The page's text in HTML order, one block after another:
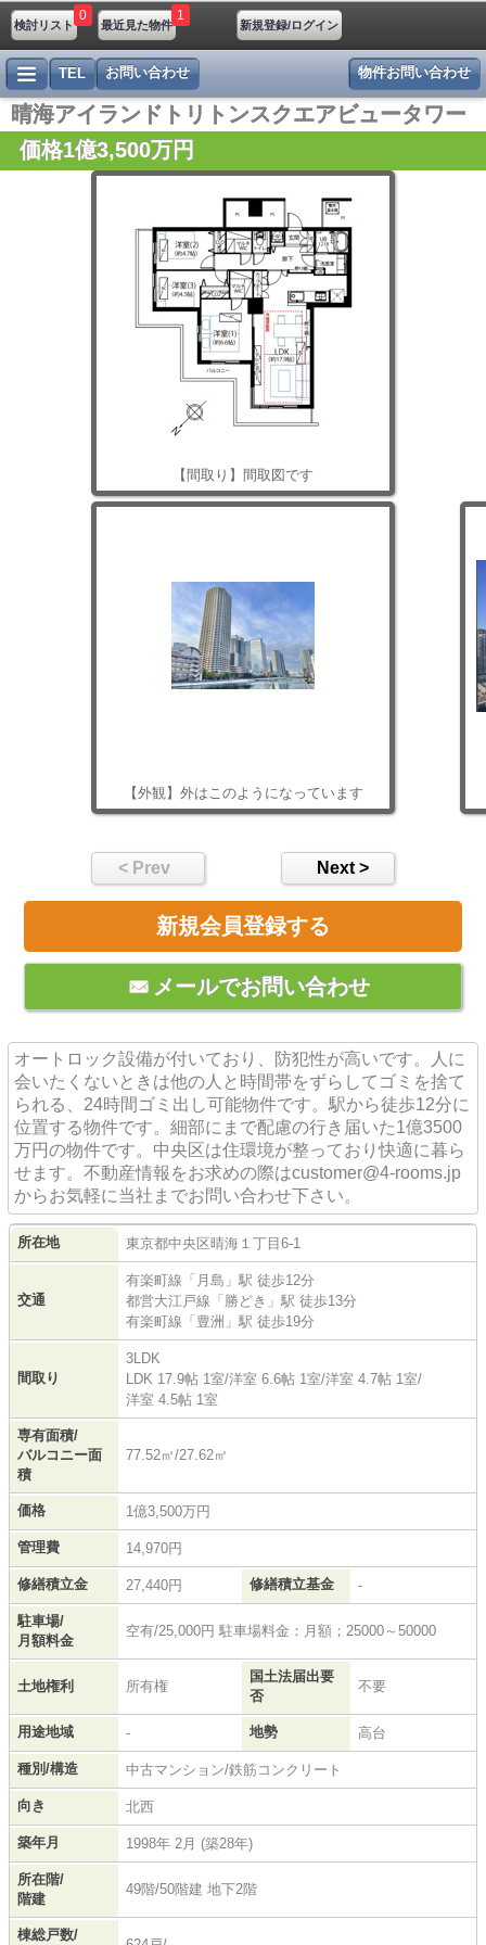
検討リスト
0
最近見た物件
1
新規登録/ログイン
物件お問い合わせ
TEL お問い合わせ
晴海アイランドトリトンスクエアビュータワー
価格1億3,500万円
【間取り】間取図です
【外観】外はこのようになっています
< Prev Next >
新規会員登録する
メールでお問い合わせ
オートロック設備が付いており、防犯性が高いです。人に
会いたくないときは他の人と時間帯をずらしてゴミを捨て
られる、24時間ゴミ出し可能物件です。駅から徒歩12分に
位置する物件です。細部にまで配慮の行き届いた1億3500
万円の物件です。中央区は住環境が整っており快適に暮ら
せます。不動産情報をお求めの際はcustomer@4-rooms.jp
からお気軽に当社までお問い合わせ下さい。
所在地 東京都中央区晴海 １丁目6-1
交通
有楽町線 「 月島 」駅 徒歩12分
都営大江戸線 「 勝どき 」駅 徒歩13分
有楽町線 「 豊洲 」駅 徒歩19分
間取り
3LDK
LDK 17.9帖 1室/洋室 6.6帖 1室/洋室 4.7帖 1室/
洋室 4.5帖 1室
専有面積/
バルコニー面
積
77.52㎡/27.62㎡
価格 1億3,500万円
管理費 14,970円
修繕積立金 27,440円 修繕積立基金 -
駐車場/
月額料金
空有/25,000円 駐車場料金：月額；25000～50000
土地権利 所有権
国土法届出要
否
不要
用途地域 - 地勢 高台
種別/構造 中古マンション/鉄筋コンクリート
向き 北西
築年月 1998年 2月 (築28年)
所在階/
階建
49階/50階建 地下2階
棟総戸数/